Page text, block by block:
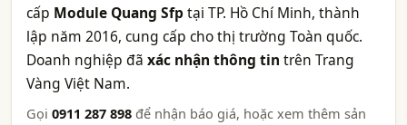
cấp Module Quang Sfp tại TP. Hồ Chí Minh, thành
lập năm 2016, cung cấp cho thị trường Toàn quốc.
Doanh nghiệp đã xác nhận thông tin trên Trang
Vàng Việt Nam.
Gọi 0911 287 898 để nhận báo giá, hoặc xem thêm sản